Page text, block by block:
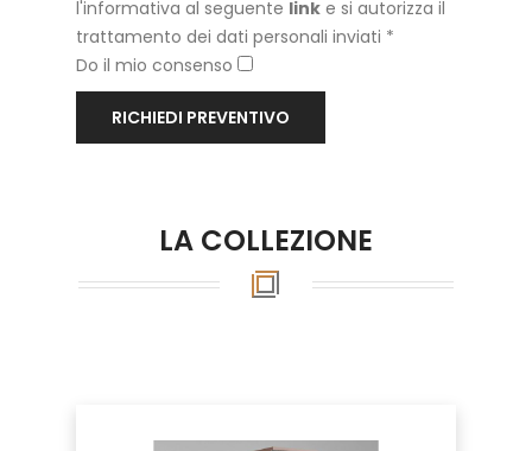
l'informativa al seguente link e si autorizza il
trattamento dei dati personali inviati *
Do il mio consenso
RICHIEDI PREVENTIVO
LA COLLEZIONE